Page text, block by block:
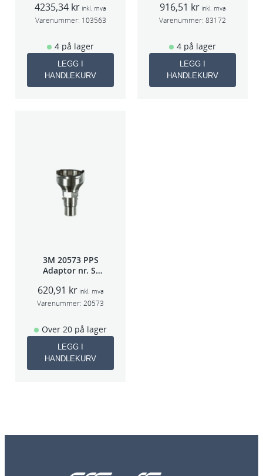
HG14
4235,34 kr inkl. mva
Varenummer: 103563
4 på lager
LEGG I
HANDLEKURV
50663
916,51 kr inkl. mva
Varenummer: 83172
4 på lager
LEGG I
HANDLEKURV
3M 20573 PPS
Adaptor nr. S-
620,91 kr inkl. mva
Varenummer: 20573
Over 20 på lager
LEGG I
HANDLEKURV